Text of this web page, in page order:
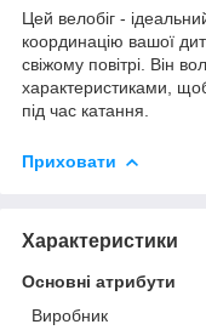
Цей велобіг -
координацію вашої
свіжому повітрі. Він
характеристиками,
під час катання.
Приховати
Характеристики
Основні атрибути
Виробник